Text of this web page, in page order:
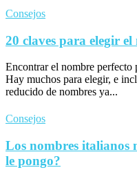
Consejos
20 claves para elegir
Encontrar el nombre perfecto
Hay muchos para elegir, e
reducido de nombres ya...
Consejos
Los nombres italianos
le pongo?